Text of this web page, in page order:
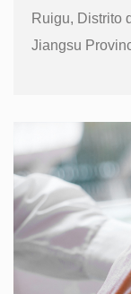
Ruigu, Distrito
Jiangsu